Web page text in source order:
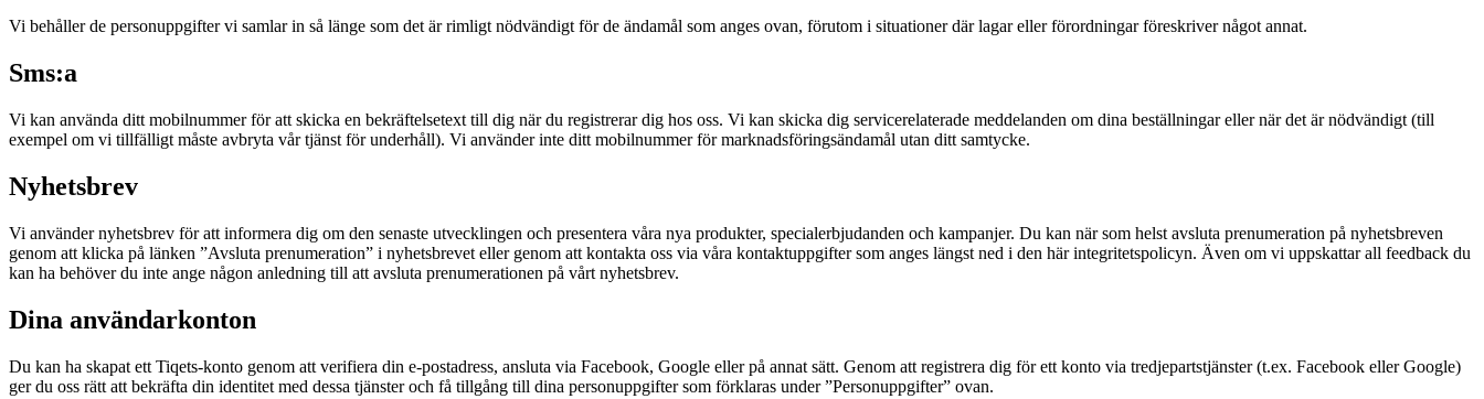
Vi behåller de personuppgifter vi samlar in så länge som det är rimligt nödvändigt för de ändamål som anges ovan, förutom i situationer där lagar eller förordningar föreskriver något annat.
Sms:a
Vi kan använda ditt mobilnummer för att skicka en bekräftelsetext till dig när du registrerar dig hos oss. Vi kan skicka dig servicerelaterade meddelanden om dina beställningar eller när det är nödvändigt (till
exempel om vi tillfälligt måste avbryta vår tjänst för underhåll). Vi använder inte ditt mobilnummer för marknadsföringsändamål utan ditt samtycke.
Nyhetsbrev
Vi använder nyhetsbrev för att informera dig om den senaste utvecklingen och presentera våra nya produkter, specialerbjudanden och kampanjer. Du kan när som helst avsluta prenumeration på nyhetsbreven
genom att klicka på länken ”Avsluta prenumeration” i nyhetsbrevet eller genom att kontakta oss via våra kontaktuppgifter som anges längst ned i den här integritetspolicyn. Även om vi uppskattar all feedback du
kan ha behöver du inte ange någon anledning till att avsluta prenumerationen på vårt nyhetsbrev.
Dina användarkonton
Du kan ha skapat ett Tiqets-konto genom att verifiera din e-postadress, ansluta via Facebook, Google eller på annat sätt. Genom att registrera dig för ett konto via tredjepartstjänster (t.ex. Facebook eller Google)
ger du oss rätt att bekräfta din identitet med dessa tjänster och få tillgång till dina personuppgifter som förklaras under ”Personuppgifter” ovan.